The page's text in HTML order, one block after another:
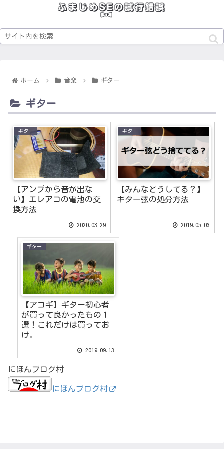
ホーム 音楽 ギター
ギター
ギター
【アンプから音が出な
い】エレアコの電池の交
換方法
2020.03.29
ギター
【みんなどうしてる？】
ギター弦の処分方法
2019.05.03
ギター
【アコギ】ギター初心者
が買って良かったもの１
選！これだけは買ってお
け。
2019.09.13
にほんブログ村
にほんブログ村